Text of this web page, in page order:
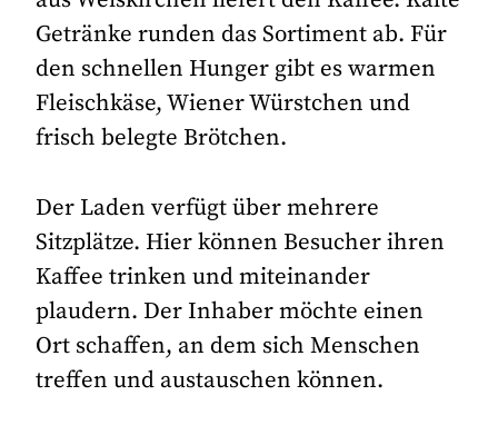
Getränke runden das Sortiment ab. Für
den schnellen Hunger gibt es warmen
Fleischkäse, Wiener Würstchen und
frisch belegte Brötchen.
Der Laden verfügt über mehrere
Sitzplätze. Hier können Besucher ihren
Kaffee trinken und miteinander
plaudern. Der Inhaber möchte einen
Ort schaffen, an dem sich Menschen
treffen und austauschen können.